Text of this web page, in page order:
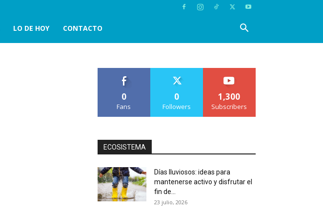
LO DE HOY CONTACTO
0
Fans
0
Followers
1,300
Subscribers
ECOSISTEMA
Días lluviosos: ideas para
mantenerse activo y disfrutar el
fin de...
23 julio, 2026